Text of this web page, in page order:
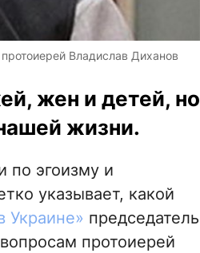
Владислав Диханов
жен и детей, но
жизни.
по эгоизму и
указывает, какой
Украине» председатель
протоиерей